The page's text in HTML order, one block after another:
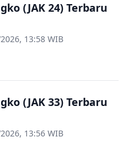
(JAK 24) Terbaru
13:58 WIB
(JAK 33) Terbaru
13:56 WIB